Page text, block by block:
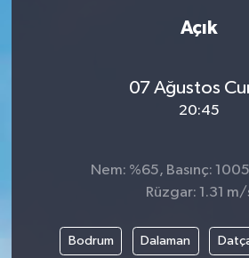
Açık
07 Ağustos
20:45
Nem: %65, Basınç:
Rüzgar: 1.31 m/
Bodrum Dalaman